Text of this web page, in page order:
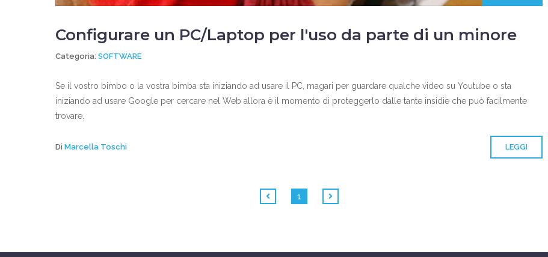
Configurare un PC/Laptop per l'uso da parte di un minore
Categoria: SOFTWARE
Se il vostro bimbo o la vostra bimba sta iniziando ad usare il PC, magari per guardare qualche video su Youtube o sta
iniziando ad usare Google per cercare nel Web allora è il momento di proteggerlo dalle tante insidie che può facilmente
trovare.
Di Marcella Toschi LEGGI
1